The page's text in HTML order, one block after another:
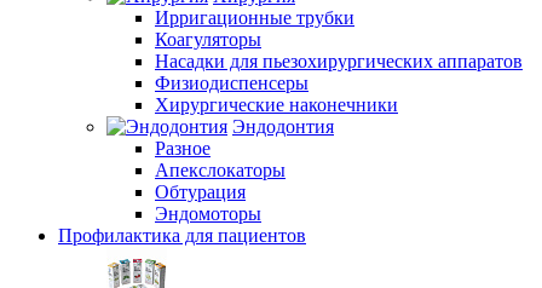
Ирригационные трубки
Коагуляторы
Насадки для пьезохирургических аппаратов
Физиодиспенсеры
Хирургические наконечники
Эндодонтия
Разное
Апекслокаторы
Обтурация
Эндомоторы
Профилактика для пациентов